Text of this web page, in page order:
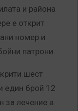
и района
е открит
номер и
патрони.
шест
един брой 12
за лечение в